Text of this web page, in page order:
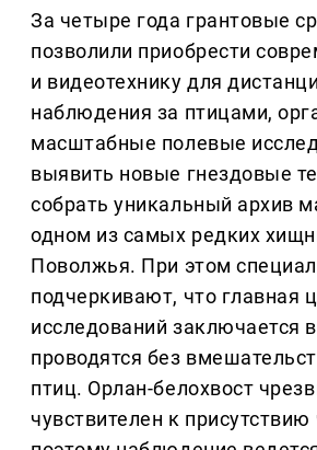
За четыре года грантовые
позволили приобрести
и видеотехнику для
наблюдения за птицами,
масштабные полевые
выявить новые гнездовые
собрать уникальный архив
одном из самых редких
Поволжья. При этом
подчеркивают, что главная
исследований заключается
проводятся без
птиц. Орлан-белохвост
чувствителен к присутствию